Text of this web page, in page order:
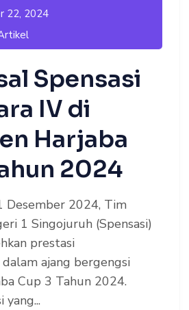
22, 2024
Spensasi
IV di
Harjaba
2024
Desember 2024, Tim
1 Singojuruh (Spensasi)
prestasi
ajang bergengsi
Cup 3 Tahun 2024.
yang...